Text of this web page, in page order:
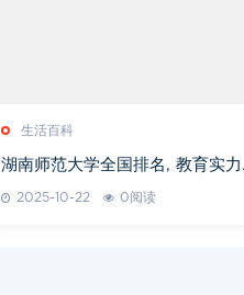
生活百科
湖南师范大学全国排名, 教育实力
2025-10-22 0阅读